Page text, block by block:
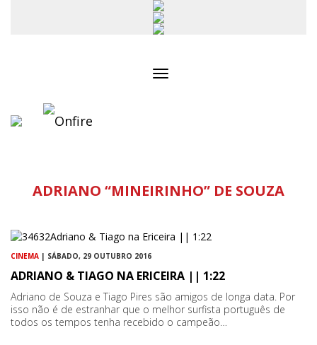
ADRIANO “MINEIRINHO” DE SOUZA
CINEMA | SÁBADO, 29 OUTUBRO 2016
ADRIANO & TIAGO NA ERICEIRA || 1:22
Adriano de Souza e Tiago Pires são amigos de longa data. Por
isso não é de estranhar que o melhor surfista português de
todos os tempos tenha recebido o campeão…